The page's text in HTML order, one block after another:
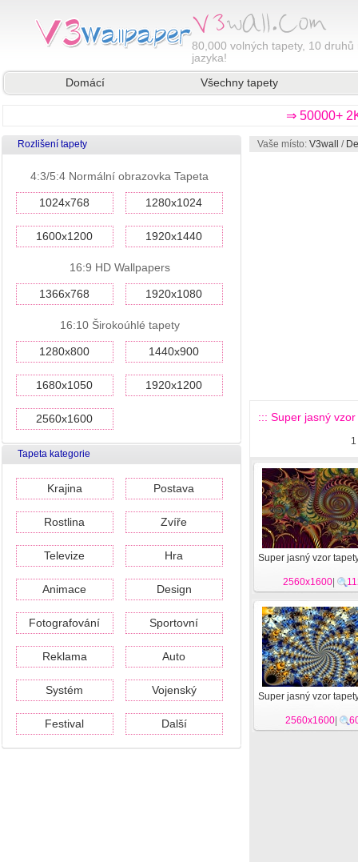
80,000 volných tapety, 10 druhů
jazyka!
Domácí
Všechny tapety
⇒ 50000+
Rozlišení tapety
4:3/5:4 Normální obrazovka Tapeta
1024x768 1280x1024
1600x1200 1920x1440
16:9 HD Wallpapers
1366x768 1920x1080
16:10 Širokoúhlé tapety
1280x800 1440x900
1680x1050 1920x1200
2560x1600
Tapeta kategorie
Krajina Postava
Rostlina Zvíře
Televize Hra
Animace Design
Fotografování Sportovní
Reklama Auto
Systém Vojenský
Festival Další
Vaše místo: V3wall /
::: Super jasný
1
Super jasný vzor
2560x1600
Super jasný vzor
2560x1600